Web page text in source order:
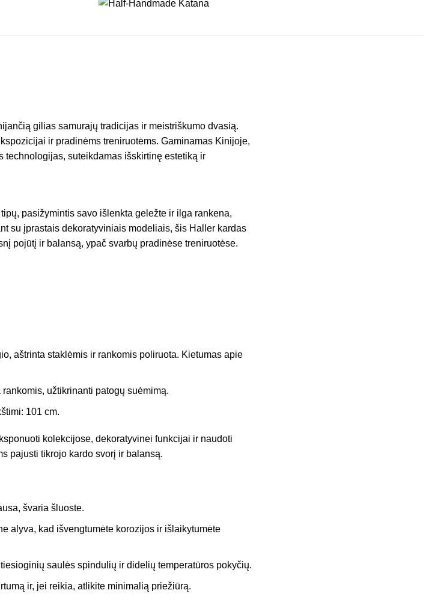
gilias samurajų tradicijas ir meistriškumo dvasią.
ir pradinėms treniruotėms. Gaminamas Kinijoje,
suteikdamas išskirtinę estetiką ir
pasižymintis savo išlenkta geležte ir ilga rankena,
su įprastais dekoratyviniais modeliais, šis Haller kardas
pojūtį ir balansą, ypač svarbų pradinėse treniruotėse.
aštrinta staklėmis ir rankomis poliruota. Kietumas apie
užtikrinanti patogų suėmimą.
101 cm.
kolekcijose, dekoratyvinei funkcijai ir naudoti
pajusti tikrojo kardo svorį ir balansą.
švaria šluoste.
alyva, kad išvengtumėte korozijos ir išlaikytumėte
saulės spindulių ir didelių temperatūros pokyčių.
ir, jei reikia, atlikite minimalią priežiūrą.